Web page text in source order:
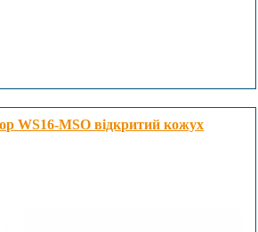
WS16-MSO відкритий кожух